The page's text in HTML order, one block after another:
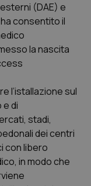
(DAE) e
consentito il
la nascita
l’istallazione sul
di
stadi,
dei centri
con libero
in modo che